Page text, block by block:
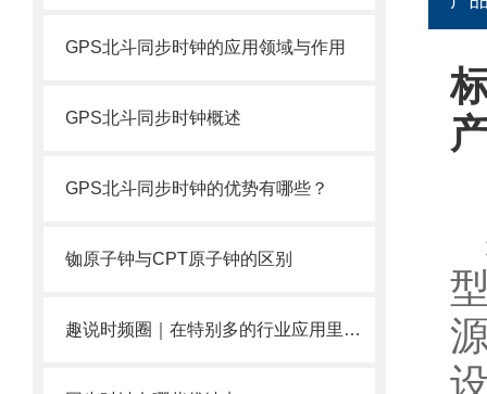
GPS北斗同步时钟的应用领域与作用
GPS北斗同步时钟概述
GPS北斗同步时钟的优势有哪些？
铷原子钟与CPT原子钟的区别
趣说时频圈｜在特别多的行业应用里面挖呀挖呀挖.......